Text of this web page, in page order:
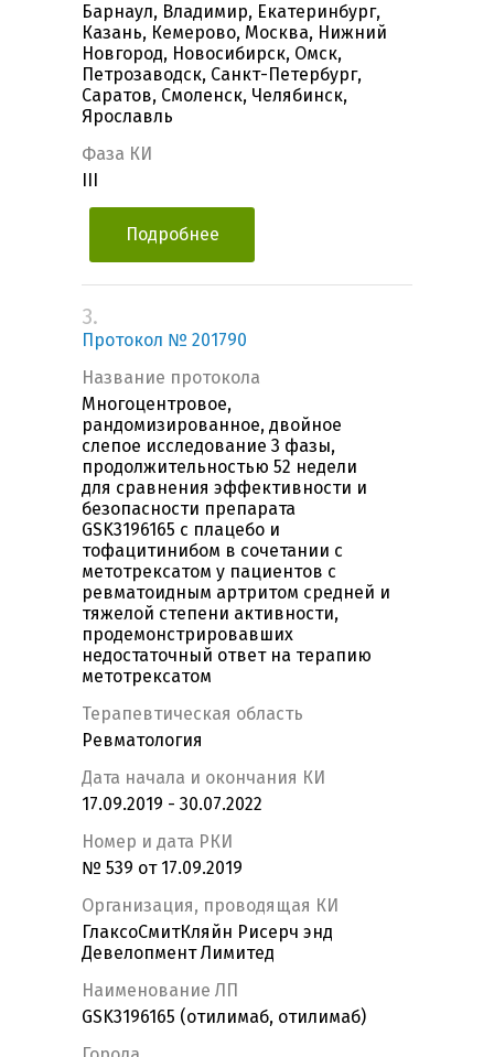
Барнаул, Владимир, Екатеринбург,
Казань, Кемерово, Москва, Нижний
Новгород, Новосибирск, Омск,
Петрозаводск, Санкт-Петербург,
Саратов, Смоленск, Челябинск,
Ярославль
Фаза КИ
Подробнее
3.
Протокол № 201790
Название протокола
Многоцентровое,
рандомизированное, двойное
слепое исследование 3 фазы,
продолжительностью 52 недели
для сравнения эффективности и
безопасности препарата
GSK3196165 с плацебо и
тофацитинибом в сочетании с
метотрексатом у пациентов с
ревматоидным артритом средней и
тяжелой степени активности,
продемонстрировавших
недостаточный ответ на терапию
метотрексатом
Терапевтическая область
Ревматология
Дата начала и окончания КИ
17.09.2019 - 30.07.2022
Номер и дата РКИ
№ 539 от 17.09.2019
Организация, проводящая КИ
ГлаксоСмитКляйн Рисерч энд
Девелопмент Лимитед
Наименование ЛП
GSK3196165 (отилимаб, отилимаб)